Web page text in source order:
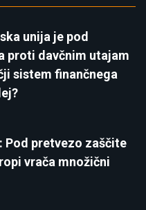
unija je pod
proti davčnim utajam
sistem finančnega
Pod pretvezo zaščite
vrača množični